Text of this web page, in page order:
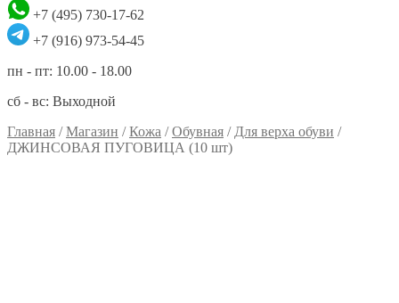
+7 (495) 730-17-62
+7 (916) 973-54-45
пн - пт: 10.00 - 18.00
сб - вс: Выходной
Главная /Магазин /Кожа /Обувная / Для верха обуви /
ДЖИНСОВАЯ ПУГОВИЦА (10 шт)